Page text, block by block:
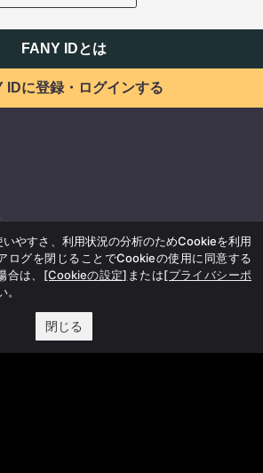
FANY IDとは
IDに登録・ログインする
やすさ、利用状況の分析のためCookieを利用
ログを閉じることでCookieの使用に同意する
は、 [Cookieの設定] または[プライバシーポ
閉じる